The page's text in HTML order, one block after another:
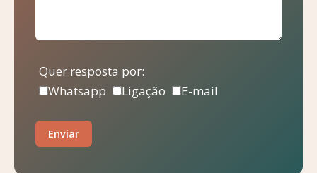
Quer resposta por:
Whatsapp
Ligação E-mail
Enviar